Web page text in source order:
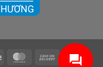
Stripe MasterCardCash